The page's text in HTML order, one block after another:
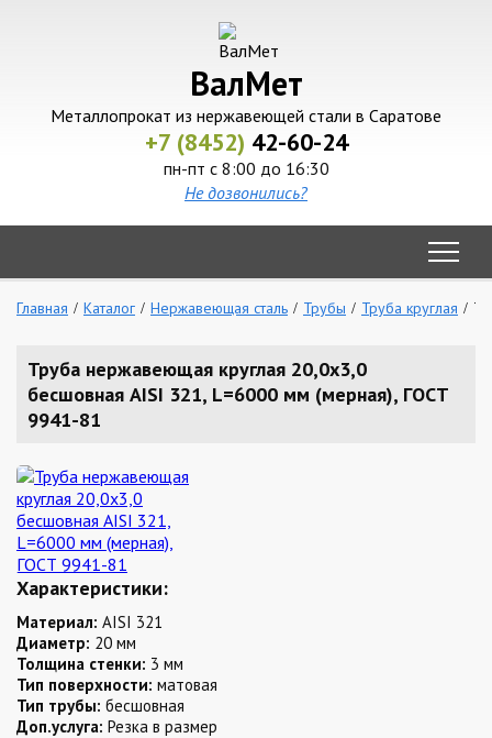
ВалМет
Металлопрокат из нержавеющей стали в Саратове
+7 (8452) 42-60-24
пн-пт с 8:00 до 16:30
Не дозвонились?
Главная Каталог Нержавеющая сталь Трубы Труба круглая
Труба нержавеющая круглая 20,0х3,0
бесшовная AISI 321, L=6000 мм (мерная), ГОСТ
9941-81
Характеристики:
Материал: AISI 321
Диаметр: 20 мм
Толщина стенки: 3 мм
Тип поверхности: матовая
Тип трубы: бесшовная
Доп.услуга: Резка в размер